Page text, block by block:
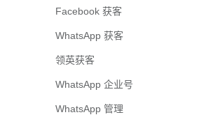
Facebook 获客
WhatsApp 获客
领英获客
WhatsApp 企业号
WhatsApp 管理